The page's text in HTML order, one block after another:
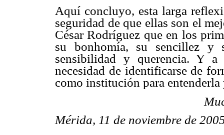
Aquí concluyo, esta larga
seguridad de que ellas son el
César Rodríguez que en los
su bonhomía, su sencillez y
sensibilidad y querencia. Y a
necesidad de identificarse de
como institución para entenderla
Mérida, 11 de noviembre de